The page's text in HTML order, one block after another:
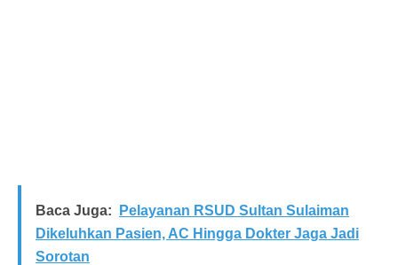
Baca Juga:
Pelayanan RSUD Sultan Sulaiman
Dikeluhkan Pasien, AC Hingga Dokter Jaga Jadi
Sorotan